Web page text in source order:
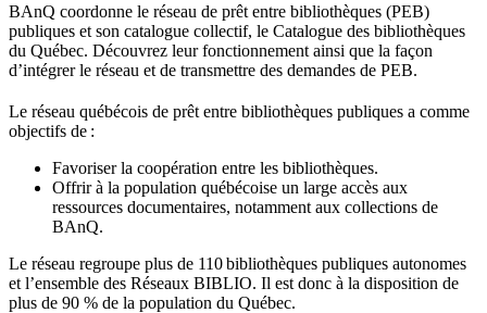
BAnQ coordonne le réseau de prêt entre bibliothèques (PEB)
publiques et son catalogue collectif, le Catalogue des bibliothèques
du Québec. Découvrez leur fonctionnement ainsi que la façon
d’intégrer le réseau et de transmettre des demandes de PEB.
Le réseau québécois de prêt entre bibliothèques publiques a comme
objectifs de :
Favoriser la coopération entre les bibliothèques.
Offrir à la population québécoise un large accès aux
ressources documentaires, notamment aux collections de
BAnQ.
Le réseau regroupe plus de 110bibliothèques publiques autonomes
et l’ensemble des Réseaux BIBLIO. Il est donc à la disposition de
plus de 90 % de la population du Québec.